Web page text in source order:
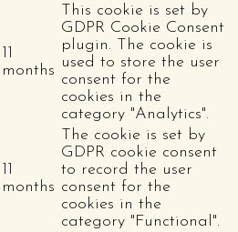
11
months
This cookie is set by
GDPR Cookie Consent
plugin. The cookie is
used to store the user
consent for the
cookies in the
category "Analytics".
11
months
The cookie is set by
GDPR cookie consent
to record the user
consent for the
cookies in the
category "Functional".